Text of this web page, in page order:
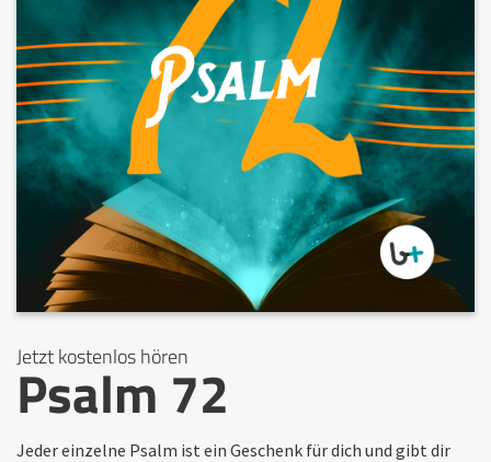
Jetzt kostenlos hören
Psalm 72
Jeder einzelne Psalm ist ein Geschenk für dich und gibt dir